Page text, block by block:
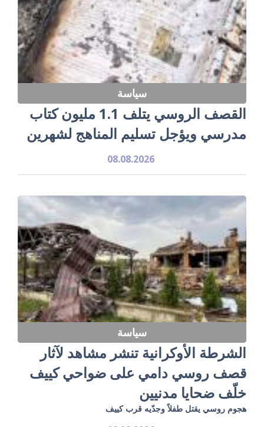
سياسة
القصف الروسي يتلف 1.1 مليون كتاب
مدرسي ويؤجل تسليم المناهج لشهرين
08.08.2026
سياسة
الشرطة الأوكرانية تنشر مشاهد لآثار
قصف روسي دامي على ضواحي كييف
خلّف ضحايا مدنيين
هجوم روسي يقتل طفلاً وجدّيه قرب كييف